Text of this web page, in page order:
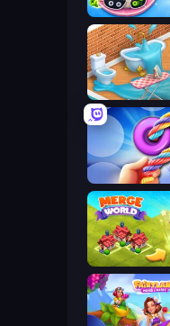
Open House
Twisted
Merge World